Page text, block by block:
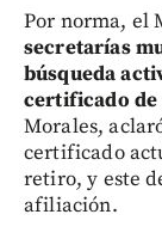
Por norma, el
secretarías
búsqueda
certificado de
Morales,
certificado
retiro, y este
afiliación.